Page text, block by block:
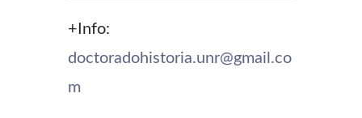
+Info:
doctoradohistoria.unr@gmail.co
m